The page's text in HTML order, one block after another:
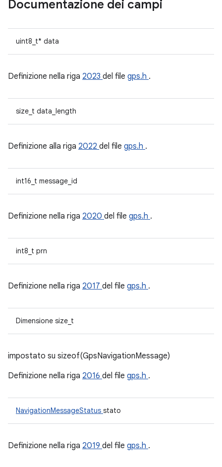
Documentazione dei campi
uint8_t* data
Definizione nella riga 2023 del file gps.h .
size_t data_length
Definizione alla riga 2022 del file gps.h .
int16_t message_id
Definizione nella riga 2020 del file gps.h .
int8_t prn
Definizione nella riga 2017 del file gps.h .
Dimensione size_t
impostato su sizeof(GpsNavigationMessage)
Definizione nella riga 2016 del file gps.h .
NavigationMessageStatus stato
Definizione nella riga 2019 del file gps.h .